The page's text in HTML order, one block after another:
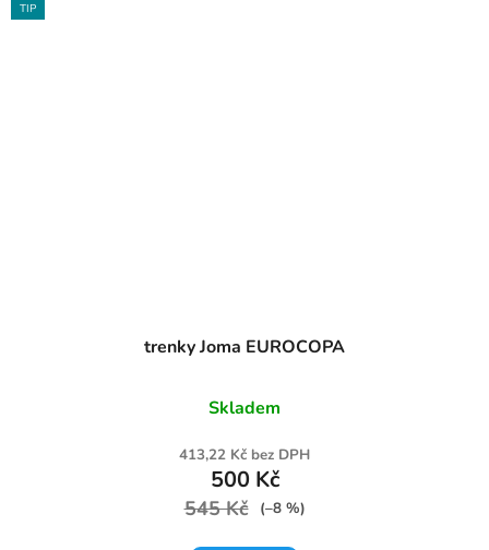
TIP
trenky Joma EUROCOPA
Skladem
413,22 Kč bez DPH
500 Kč
545 Kč (–8 %)